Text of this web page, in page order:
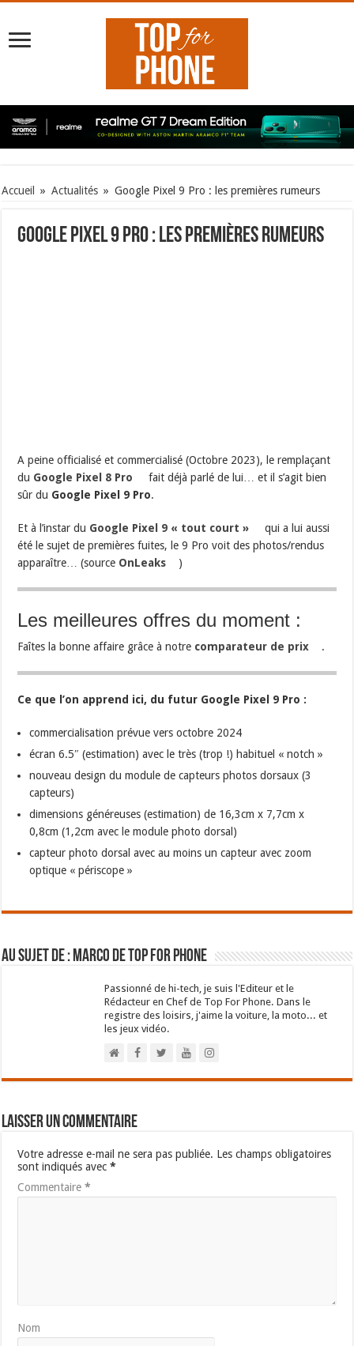
Accueil » Actualités » Google Pixel 9 Pro : les premières rumeurs
Google Pixel 9 Pro : les premières rumeurs
A peine officialisé et commercialisé (Octobre 2023), le remplaçant
du Google Pixel 8 Pro
fait déjà parlé de lui… et il s’agit bien
sûr du Google Pixel 9 Pro.
Et à l’instar du Google Pixel 9 « tout court »
qui a lui aussi
été le sujet de premières fuites, le 9 Pro voit des photos/rendus
apparaître… (source OnLeaks )
Les meilleures offres du moment :
Faîtes la bonne affaire grâce à notre comparateur de prix .
Ce que l’on apprend ici, du futur Google Pixel 9 Pro :
commercialisation prévue vers octobre 2024
écran 6.5″ (estimation) avec le très (trop !) habituel « notch »
nouveau design du module de capteurs photos dorsaux (3
capteurs)
dimensions généreuses (estimation) de 16,3cm x 7,7cm x
0,8cm (1,2cm avec le module photo dorsal)
capteur photo dorsal avec au moins un capteur avec zoom
optique « périscope »
Au sujet de : Marco de Top For Phone
Passionné de hi-tech, je suis l'Editeur et le
Rédacteur en Chef de Top For Phone. Dans le
registre des loisirs, j'aime la voiture, la moto... et
les jeux vidéo.
Laisser un commentaire
Votre adresse e-mail ne sera pas publiée. Les champs obligatoires
sont indiqués avec*
Commentaire*
Nom